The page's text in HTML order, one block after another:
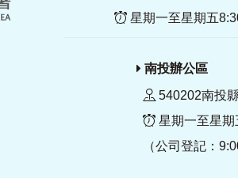
星期一至星期五
南投辦公區
540202南投
星期一至星期
（公司登記：